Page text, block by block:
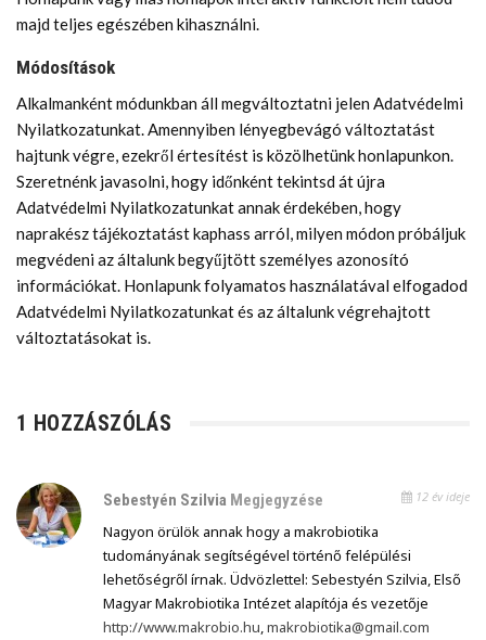
majd teljes egészében kihasználni.
Módosítások
Alkalmanként módunkban áll megváltoztatni jelen Adatvédelmi
Nyilatkozatunkat. Amennyiben lényegbevágó változtatást
hajtunk végre, ezekről értesítést is közölhetünk honlapunkon.
Szeretnénk javasolni, hogy időnként tekintsd át újra
Adatvédelmi Nyilatkozatunkat annak érdekében, hogy
naprakész tájékoztatást kaphass arról, milyen módon próbáljuk
megvédeni az általunk begyűjtött személyes azonosító
információkat. Honlapunk folyamatos használatával elfogadod
Adatvédelmi Nyilatkozatunkat és az általunk végrehajtott
változtatásokat is.
1 HOZZÁSZÓLÁS
Sebestyén Szilvia Megjegyzése 12 év ideje
Nagyon örülök annak hogy a makrobiotika
tudományának segítségével történő felépülési
lehetőségről írnak. Üdvözlettel: Sebestyén Szilvia, Első
Magyar Makrobiotika Intézet alapítója és vezetője
http://www.makrobio.hu,makrobiotika@gmail.com